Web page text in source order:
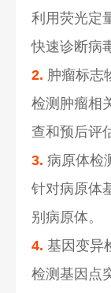
利用荧光定
快速诊断病
2. 肿瘤标志
检测肿瘤相
查和预后评
3. 病原体检
针对病原体
别病原体。
4. 基因变异
检测基因点